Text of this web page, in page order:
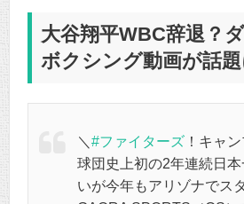
大谷翔平WBC辞退？
ボクシング動画が話
＼ #ファイターズ ！キャ
球団史上初の2年連続日
いが今年もアリゾナでス